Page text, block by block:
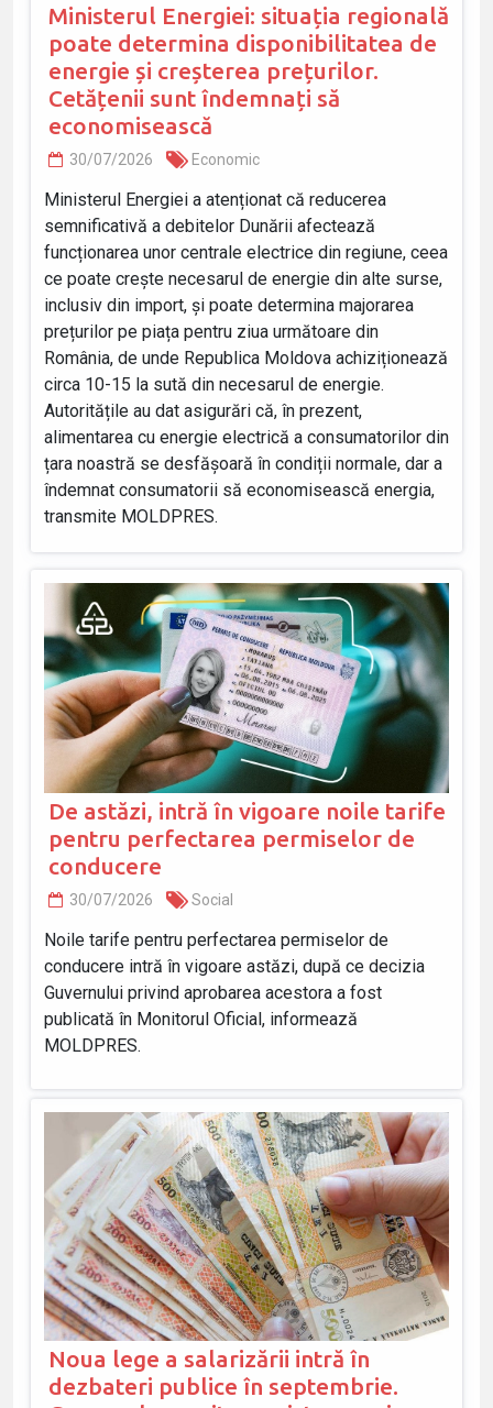
Ministerul Energiei: situația regională
poate determina disponibilitatea de
energie și creșterea prețurilor.
Cetățenii sunt îndemnați să
economisească
30/07/2026 Economic
Ministerul Energiei a atenționat că reducerea
semnificativă a debitelor Dunării afectează
funcționarea unor centrale electrice din regiune, ceea
ce poate crește necesarul de energie din alte surse,
inclusiv din import, și poate determina majorarea
prețurilor pe piața pentru ziua următoare din
România, de unde Republica Moldova achiziționează
circa 10-15 la sută din necesarul de energie.
Autoritățile au dat asigurări că, în prezent,
alimentarea cu energie electrică a consumatorilor din
țara noastră se desfășoară în condiții normale, dar a
îndemnat consumatorii să economisească energia,
transmite MOLDPRES.
De astăzi, intră în vigoare noile tarife
pentru perfectarea permiselor de
conducere
30/07/2026 Social
Noile tarife pentru perfectarea permiselor de
conducere intră în vigoare astăzi, după ce decizia
Guvernului privind aprobarea acestora a fost
publicată în Monitorul Oficial, informează
MOLDPRES.
Noua lege a salarizării intră în
dezbateri publice în septembrie.